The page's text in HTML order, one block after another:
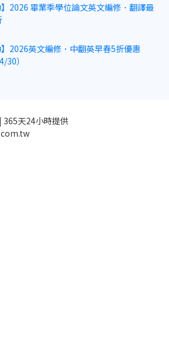
】2026 畢業季學位論文英文編修．翻譯最
】2026英文編修．中翻英早春5折優惠
30）
365天24小時提供